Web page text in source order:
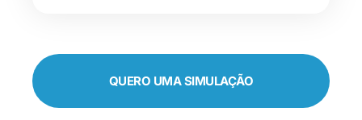
QUERO UMA SIMULAÇÃO